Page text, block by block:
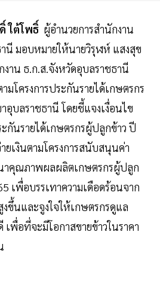
ใต้โพธิ์ ผู้อำนวยการสำนักงาน
นี มอบหมายให้นายวิรุฬห์ แสงสุข
าน ธ.ก.ส.จังหวัดอุบลราชธานี
มโครงการประกันรายได้เกษตรกร
บลราชธานี โดยชี้แจงเงื่อนไข
ะกันรายได้เกษตรกรผู้ปลูกข้าว ปี
เงินตามโครงการสนับสนุนค่า
าคุณภาพผลผลิตเกษตรกรผู้ปลูก
เพื่อบรรเทาความเดือดร้อนจาก
ขึ้นและจูงใจให้เกษตรกรดูแล
พื่อที่จะมีโอกาสขายข้าวในราคา